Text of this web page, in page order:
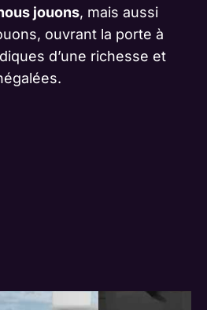
jouons, mais aussi
ouvrant la porte à
d’une richesse et